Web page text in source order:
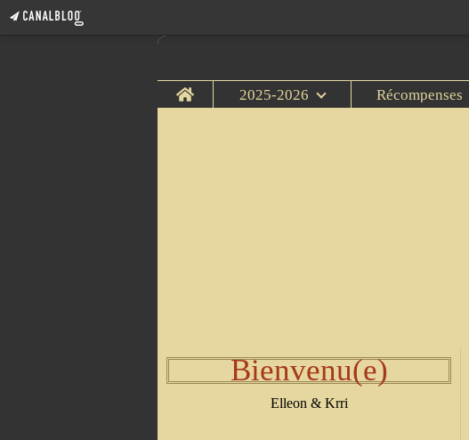
Home 2025-2026 Récompenses
Bienvenu(e)
Elleon & Krri